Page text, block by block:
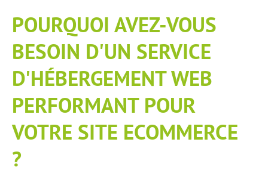
POURQUOI AVEZ-VOUS
BESOIN D'UN SERVICE
D'HÉBERGEMENT WEB
PERFORMANT POUR
VOTRE SITE ECOMMERCE
?